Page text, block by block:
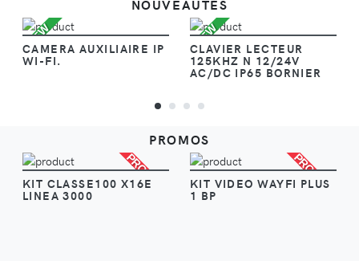
NOUVEAUTÉS
NEW
CAMERA AUXILIAIRE IP
WI-FI.
NEW
CLAVIER LECTEUR
125KHZ N 12/24V
AC/DC IP65 BORNIER
PROMOS
PROMO
KIT CLASSE100 X16E
LINEA 3000
PROMO
KIT VIDEO WAYFI PLUS
1 BP